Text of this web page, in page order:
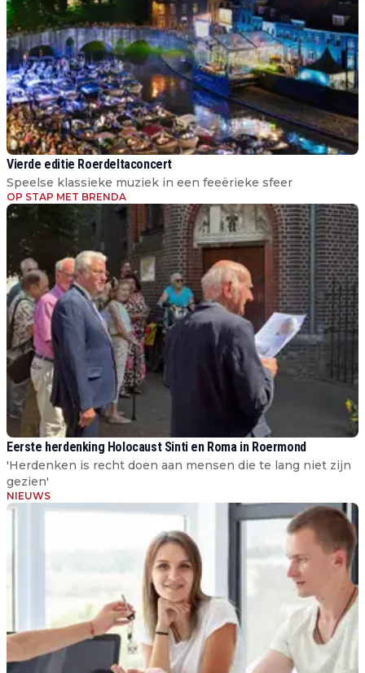
Vierde editie Roerdeltaconcert
Speelse klassieke muziek in een feeërieke sfeer
OP STAP MET BRENDA
Eerste herdenking Holocaust Sinti en Roma in Roermond
'Herdenken is recht doen aan mensen die te lang niet zijn
gezien'
NIEUWS